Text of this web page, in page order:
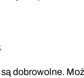
dobrowolne.